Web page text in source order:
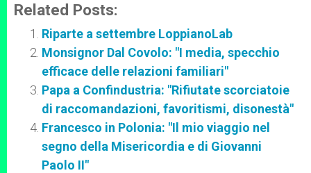
Related Posts:
Riparte a settembre LoppianoLab
Monsignor Dal Covolo: "I media, specchio
efficace delle relazioni familiari"
Papa a Confindustria: "Rifiutate scorciatoie
di raccomandazioni, favoritismi, disonestà"
Francesco in Polonia: "Il mio viaggio nel
segno della Misericordia e di Giovanni
Paolo II"